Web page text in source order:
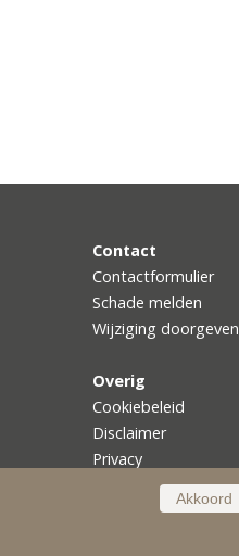
Akkoord
Contact
Contactformulier
Schade melden
Wijziging doorgeven
Overig
Cookiebeleid
Disclaimer
Privacy